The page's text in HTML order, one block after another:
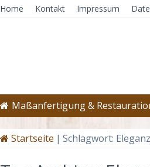
Home Kontakt Impressum
Maßanfertigung &
Startseite | Schlagwort: Eleganz